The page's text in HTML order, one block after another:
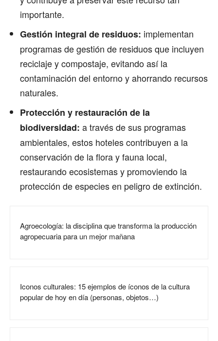
importante.
Gestión integral de residuos: implementan
programas de gestión de residuos que incluyen
reciclaje y compostaje, evitando así la
contaminación del entorno y ahorrando recursos
naturales.
Protección y restauración de la
biodiversidad: a través de sus programas
ambientales, estos hoteles contribuyen a la
conservación de la flora y fauna local,
restaurando ecosistemas y promoviendo la
protección de especies en peligro de extinción.
Agroecología: la disciplina que transforma la producción
agropecuaria para un mejor mañana
Iconos culturales: 15 ejemplos de íconos de la cultura
popular de hoy en día (personas, objetos…)